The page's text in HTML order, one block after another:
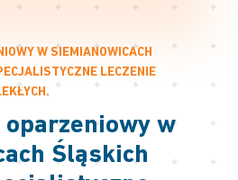
W SIEMIANOWICACH
LECZENIE
w
Śląskich